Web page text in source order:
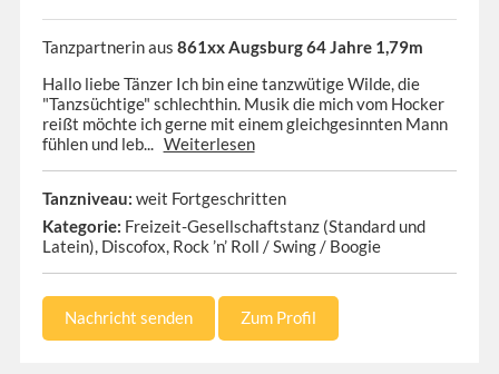
Tanzpartnerin aus 861xx Augsburg 64 Jahre 1,79m
Hallo liebe Tänzer Ich bin eine tanzwütige Wilde, die
"Tanzsüchtige" schlechthin. Musik die mich vom Hocker
reißt möchte ich gerne mit einem gleichgesinnten Mann
fühlen und leb... Weiterlesen
Tanzniveau: weit Fortgeschritten
Kategorie: Freizeit-Gesellschaftstanz (Standard und
Latein), Discofox, Rock ’n’ Roll / Swing / Boogie
Nachricht senden Zum Profil